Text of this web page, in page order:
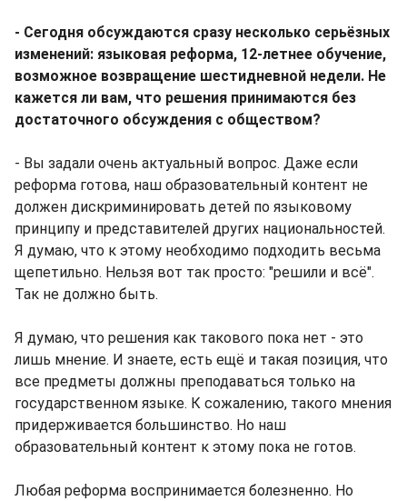
- Сегодня обсуждаются сразу несколько серьёзных
изменений: языковая реформа, 12-летнее обучение,
возможное возвращение шестидневной недели. Не
кажется ли вам, что решения принимаются без
достаточного обсуждения с обществом?
- Вы задали очень актуальный вопрос. Даже если
реформа готова, наш образовательный контент не
должен дискриминировать детей по языковому
принципу и представителей других национальностей.
Я думаю, что к этому необходимо подходить весьма
щепетильно. Нельзя вот так просто: "решили и всё".
Так не должно быть.
Я думаю, что решения как такового пока нет - это
лишь мнение. И знаете, есть ещё и такая позиция, что
все предметы должны преподаваться только на
государственном языке. К сожалению, такого мнения
придерживается большинство. Но наш
образовательный контент к этому пока не готов.
Любая реформа воспринимается болезненно. Но